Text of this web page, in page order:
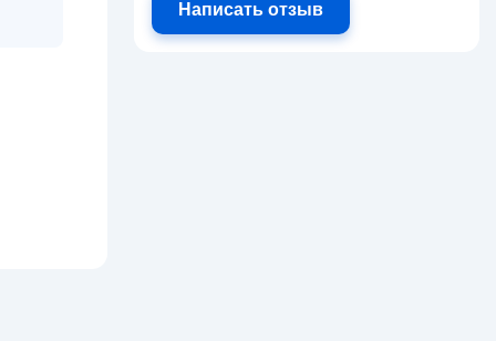
Написать отзыв